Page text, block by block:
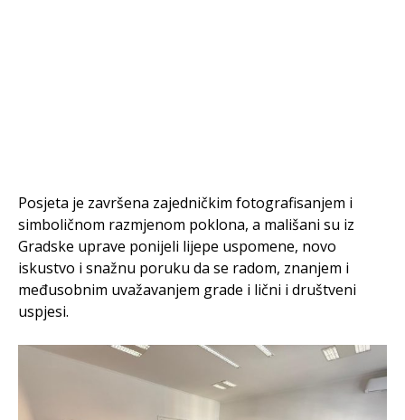
Posjeta je završena zajedničkim fotografisanjem i
simboličnom razmjenom poklona, a mališani su iz
Gradske uprave ponijeli lijepe uspomene, novo
iskustvo i snažnu poruku da se radom, znanjem i
međusobnim uvažavanjem grade i lični i društveni
uspjesi.